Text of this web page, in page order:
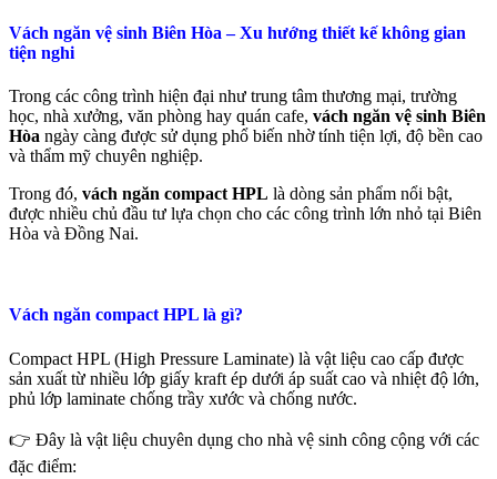
Vách ngăn vệ sinh Biên Hòa – Xu hướng thiết kế không gian
tiện nghi
Trong các công trình hiện đại như trung tâm thương mại, trường
học, nhà xưởng, văn phòng hay quán cafe, vách ngăn vệ sinh Biên
Hòa ngày càng được sử dụng phổ biến nhờ tính tiện lợi, độ bền cao
và thẩm mỹ chuyên nghiệp.
Trong đó, vách ngăn compact HPL là dòng sản phẩm nổi bật,
được nhiều chủ đầu tư lựa chọn cho các công trình lớn nhỏ tại Biên
Hòa và Đồng Nai.
Vách ngăn compact HPL là gì?
Compact HPL (High Pressure Laminate) là vật liệu cao cấp được
sản xuất từ nhiều lớp giấy kraft ép dưới áp suất cao và nhiệt độ lớn,
phủ lớp laminate chống trầy xước và chống nước.
👉 Đây là vật liệu chuyên dụng cho nhà vệ sinh công cộng với các
đặc điểm: